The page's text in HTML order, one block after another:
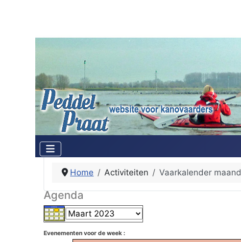
Home Activiteiten Vaarkalender maand
Agenda
Evenementen voor de week :